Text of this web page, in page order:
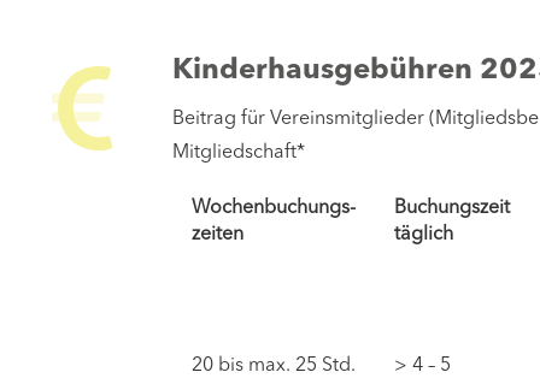
Kinderhausgebühren
Beitrag für Vereinsmitglieder
Mitgliedschaft*
Wochenbuchungs-
zeiten
Buchungszeit
täglich
20 bis max. 25 Std.
> 4 – 5